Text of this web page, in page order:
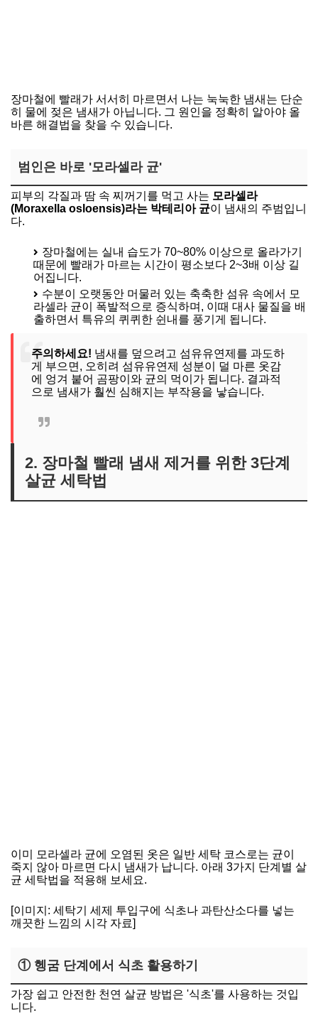
장마철에 빨래가 서서히 마르면서 나는 눅눅한 냄새는 단순
히 물에 젖은 냄새가 아닙니다. 그 원인을 정확히 알아야 올
바른 해결법을 찾을 수 있습니다.
범인은 바로 '모라셀라 균'
피부의 각질과 땀 속 찌꺼기를 먹고 사는 모라셀라
(Moraxella osloensis)라는 박테리아 균이 냄새의 주범입니
다.
장마철에는 실내 습도가 70~80% 이상으로 올라가기
때문에 빨래가 마르는 시간이 평소보다 2~3배 이상 길
어집니다.
수분이 오랫동안 머물러 있는 축축한 섬유 속에서 모
라셀라 균이 폭발적으로 증식하며, 이때 대사 물질을 배
출하면서 특유의 퀴퀴한 쉰내를 풍기게 됩니다.
주의하세요! 냄새를 덮으려고 섬유유연제를 과도하
게 부으면, 오히려 섬유유연제 성분이 덜 마른 옷감
에 엉겨 붙어 곰팡이와 균의 먹이가 됩니다. 결과적
으로 냄새가 훨씬 심해지는 부작용을 낳습니다.
2. 장마철 빨래 냄새 제거를 위한 3단계
살균 세탁법
이미 모라셀라 균에 오염된 옷은 일반 세탁 코스로는 균이
죽지 않아 마르면 다시 냄새가 납니다. 아래 3가지 단계별 살
균 세탁법을 적용해 보세요.
[이미지: 세탁기 세제 투입구에 식초나 과탄산소다를 넣는
깨끗한 느낌의 시각 자료]
① 헹굼 단계에서 식초 활용하기
가장 쉽고 안전한 천연 살균 방법은 '식초'를 사용하는 것입
니다.